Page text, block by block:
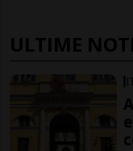
ULTIME